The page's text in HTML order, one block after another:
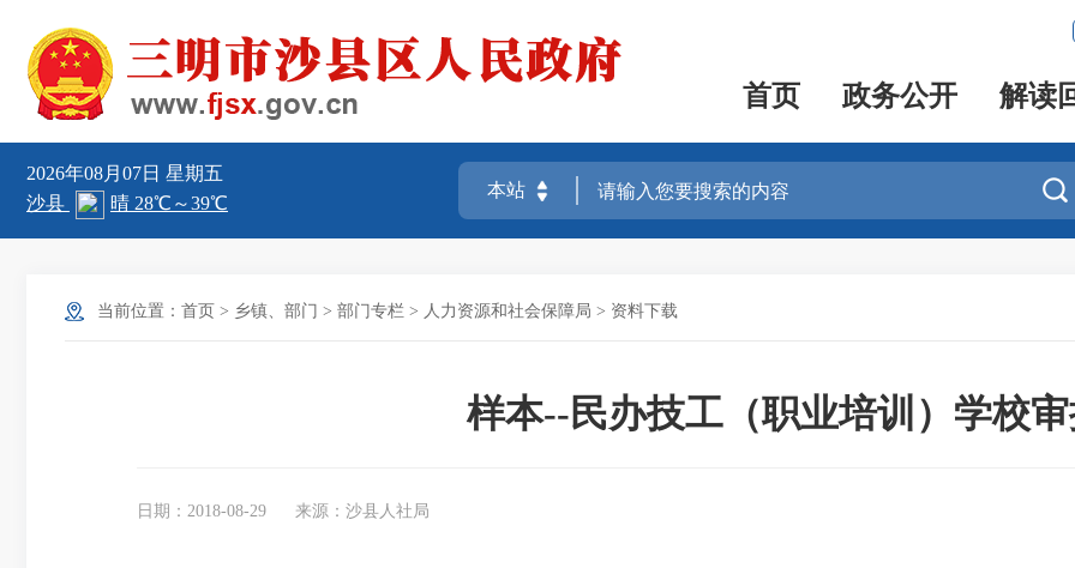
首页 政务公开 解读
2026年08月07日 星期五

当前位置： 首页 > 乡镇、部门 > 部门专栏 > 人力资源和社会保障局 > 资料下载
样本--民办技工（职业培训）学校
日期：2018-08-29 来源：沙县人社局